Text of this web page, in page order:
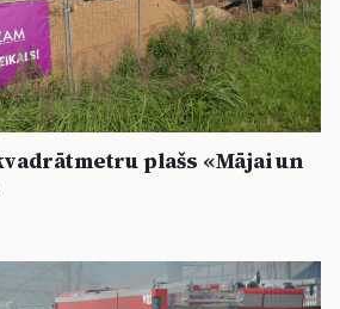
plašs «Mājai un